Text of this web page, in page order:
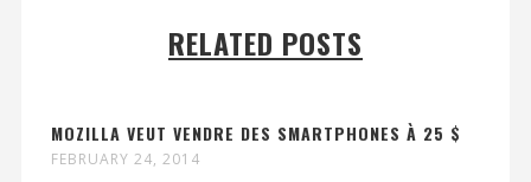
RELATED POSTS
MOZILLA VEUT VENDRE DES SMARTPHONES À 25 $
FEBRUARY 24, 2014